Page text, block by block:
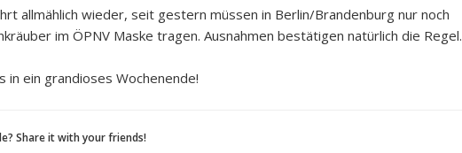
allmählich wieder, seit gestern müssen in Berlin/Brandenburg nur noch
im ÖPNV Maske tragen. Ausnahmen bestätigen natürlich die Regel.
in ein grandioses Wochenende!
Share it with your friends!